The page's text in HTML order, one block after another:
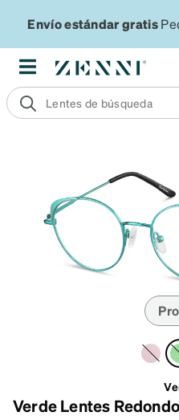
Envío estándar gratis
Verde Lentes